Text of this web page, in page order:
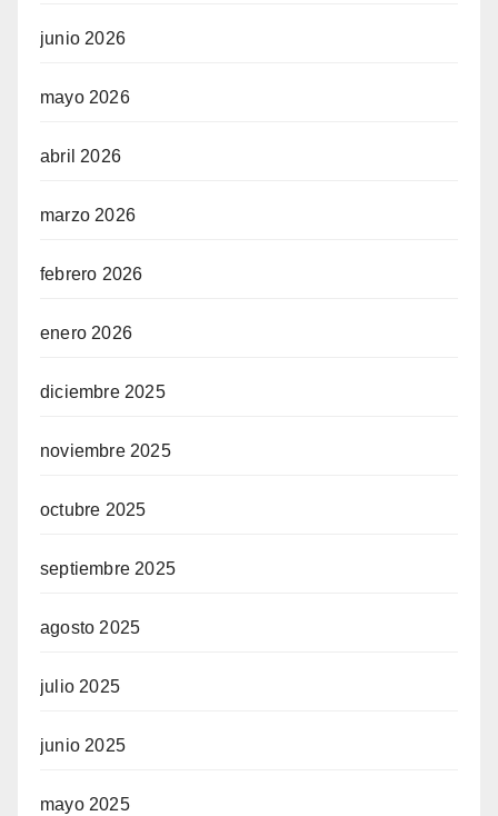
junio 2026
mayo 2026
abril 2026
marzo 2026
febrero 2026
enero 2026
diciembre 2025
noviembre 2025
octubre 2025
septiembre 2025
agosto 2025
julio 2025
junio 2025
mayo 2025